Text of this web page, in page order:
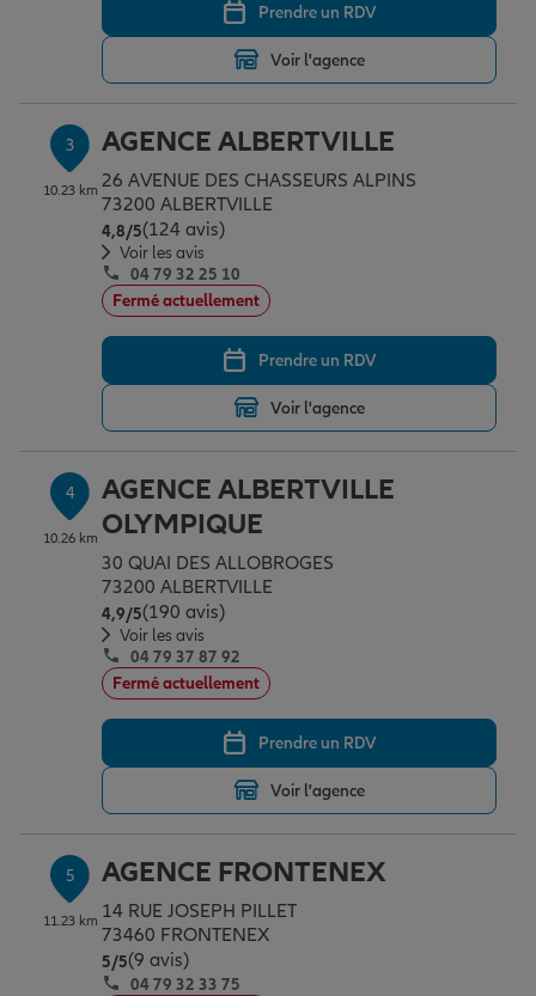
Garantie des accidents de la vie
Assurance scolaire
Protection juridique
Retraite
Tous nos devis d'assurance
Prendre un RDV
Voir l'agence
3
10.23 km
AGENCE ALBERTVILLE
26 AVENUE DES CHASSEURS ALPINS
73200 ALBERTVILLE
4,8/5Note de 4.8 sur 5
(124 avis)
Voir les avis
04 79 32 25 10
Fermé actuellement
Prendre un RDV
Voir l'agence
4
10.26 km
AGENCE ALBERTVILLE
OLYMPIQUE
30 QUAI DES ALLOBROGES
73200 ALBERTVILLE
4,9/5Note de 4.9 sur 5
(190 avis)
Voir les avis
04 79 37 87 92
Fermé actuellement
Prendre un RDV
Voir l'agence
5
11.23 km
AGENCE FRONTENEX
14 RUE JOSEPH PILLET
73460 FRONTENEX
5/5Note de 5 sur 5
(9 avis)
04 79 32 33 75